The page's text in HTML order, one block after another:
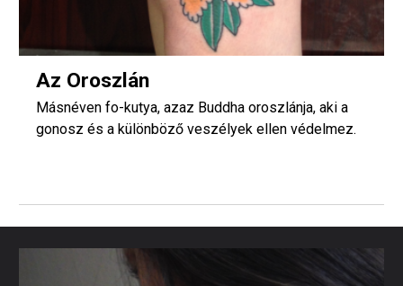
Az Oroszlán
Másnéven fo-kutya, azaz Buddha oroszlánja, aki a
gonosz és a különböző veszélyek ellen védelmez.